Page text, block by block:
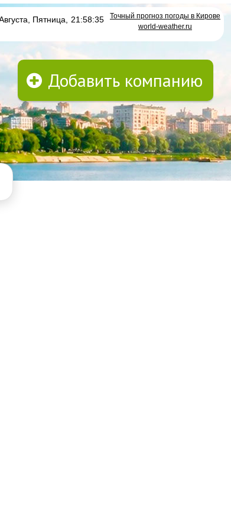
Пятница 21:58:35
Точный прогноз погоды в Кирове
world-weather.ru
Добавить компанию